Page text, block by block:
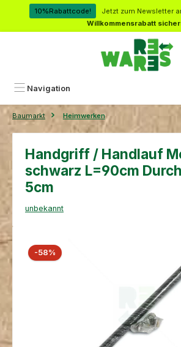
Zum Hauptinhalt springen
10%Rabattcode! Jetzt zum Newsletter
Willkommensrabatt
Navigation
Baumarkt Heimwerken
Handgriff / Handlauf
schwarz L=90cm
5cm
unbekannt
Bildergalerie überspringen
-58% Rabatt